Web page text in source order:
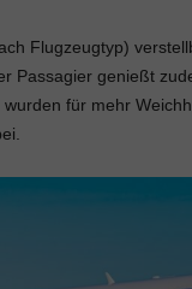
Flugzeugtyp)
Passagier genießt
für mehr